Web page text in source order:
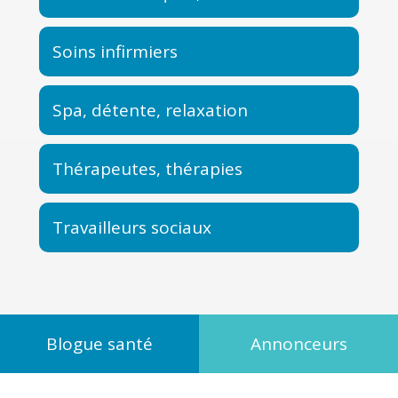
Soins infirmiers
Spa, détente, relaxation
Thérapeutes, thérapies
Travailleurs sociaux
Blogue santé Annonceurs